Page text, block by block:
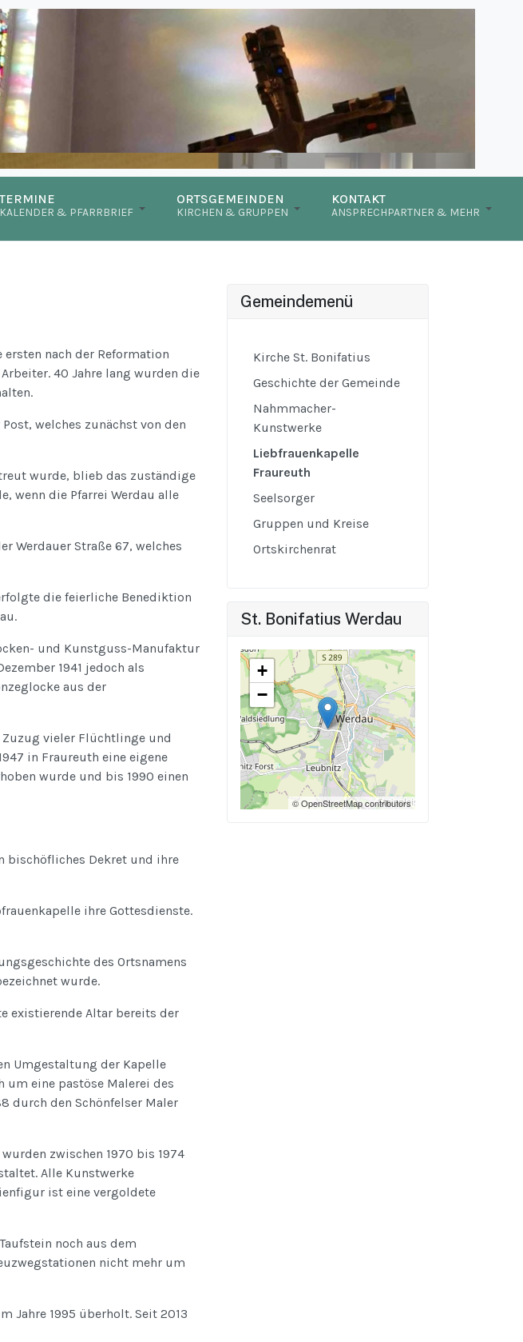
TERMINE
KALENDER & PFARRBRIEF
ORTSGEMEINDEN
KIRCHEN & GRUPPEN
KONTAKT
ANSPRECHPARTNER & MEHR
nach der Reformation
40 Jahre lang wurden die
welches zunächst von den
wurde, blieb das zuständige
wenn die Pfarrei Werdau alle
Werdauer Straße 67, welches
die feierliche Benediktion
und Kunstguss-Manufaktur
1941 jedoch als
aus der
vieler Flüchtlinge und
in Fraureuth eine eigene
wurde und bis 1990 einen
bischöfliches Dekret und ihre
ihre Gottesdienste.
des Ortsnamens
wurde.
existierende Altar bereits der
Umgestaltung der Kapelle
eine pastöse Malerei des
durch den Schönfelser Maler
zwischen 1970 bis 1974
Alle Kunstwerke
ist eine vergoldete
noch aus dem
nicht mehr um
Jahre 1995 überholt. Seit 2013
Gemeindemenü
Kirche St. Bonifatius
Geschichte der Gemeinde
Nahmmacher-
Kunstwerke
Liebfrauenkapelle
Fraureuth
Seelsorger
Gruppen und Kreise
Ortskirchenrat
St. Bonifatius Werdau
+
−
© OpenStreetMap contributors